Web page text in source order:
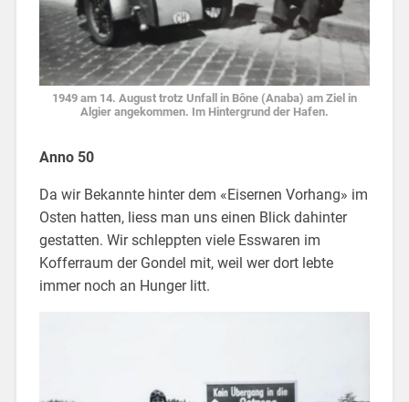
1949 am 14. August trotz Unfall in Bône (Anaba) am Ziel in
Algier angekommen. Im Hintergrund der Hafen.
Anno 50
Da wir Bekannte hinter dem «Eisernen Vorhang» im
Osten hatten, liess man uns einen Blick dahinter
gestatten. Wir schleppten viele Esswaren im
Kofferraum der Gondel mit, weil wer dort lebte
immer noch an Hunger litt.